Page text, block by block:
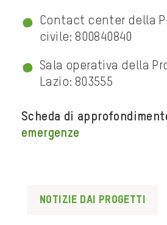
Contact center della
civile: 800840840
Sala operativa della
Lazio: 803555
Scheda di
emergenze
Notizie dai progetti